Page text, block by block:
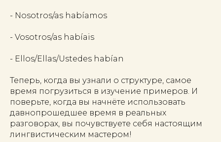
- Nosotros/as habíamos
- Vosotros/as habíais
- Ellos/Ellas/Ustedes habían
Теперь, когда вы узнали о структуре, самое
время погрузиться в изучение примеров. И
поверьте, когда вы начнёте использовать
давнопрошедшее время в реальных
разговорах, вы почувствуете себя настоящим
лингвистическим мастером!